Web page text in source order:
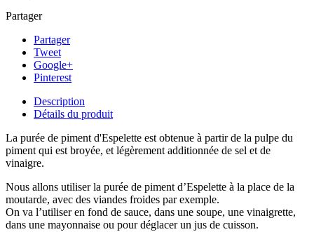
Partager
Partager
Tweet
Google+
Pinterest
Description
Détails du produit
La purée de piment d'Espelette est obtenue à partir de la pulpe du
piment qui est broyée, et légèrement additionnée de sel et de
vinaigre.
Nous allons utiliser la purée de piment d’Espelette à la place de la
moutarde, avec des viandes froides par exemple.
On va l’utiliser en fond de sauce, dans une soupe, une vinaigrette,
dans une mayonnaise ou pour déglacer un jus de cuisson.